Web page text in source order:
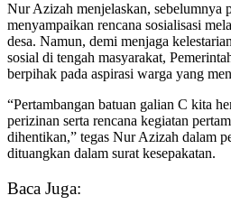
Nur Azizah menjelaskan, sebelumnya
menyampaikan rencana sosialisasi
desa. Namun, demi menjaga
sosial di tengah masyarakat,
berpihak pada aspirasi warga yang
“Pertambangan batuan galian C kita
perizinan serta rencana kegiatan
dihentikan,” tegas Nur Azizah dalam
dituangkan dalam surat kesepakatan.
Baca Juga: